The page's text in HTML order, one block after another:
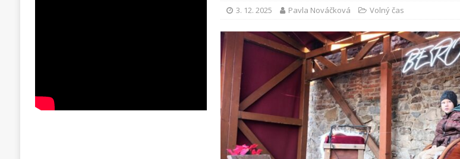
3. 12. 2025 Pavla Nováčková Volný čas